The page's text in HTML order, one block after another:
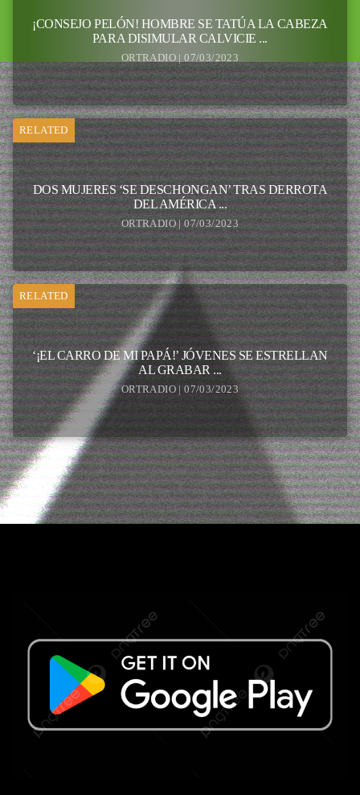
¡CONSEJO PELÓN! HOMBRE SE TATÚA LA CABEZA
PARA DISIMULAR CALVICIE ...
ORTRADIO | 07/03/2023
RELATED
DOS MUJERES ‘SE DESCHONGAN’ TRAS DERROTA
DEL AMÉRICA ...
ORTRADIO | 07/03/2023
RELATED
‘¡EL CARRO DE MI PAPÁ!’ JÓVENES SE ESTRELLAN
AL GRABAR ...
ORTRADIO | 07/03/2023